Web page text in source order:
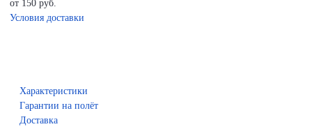
от 150 руб.
Условия доставки
Характеристики
Гарантии на полёт
Доставка